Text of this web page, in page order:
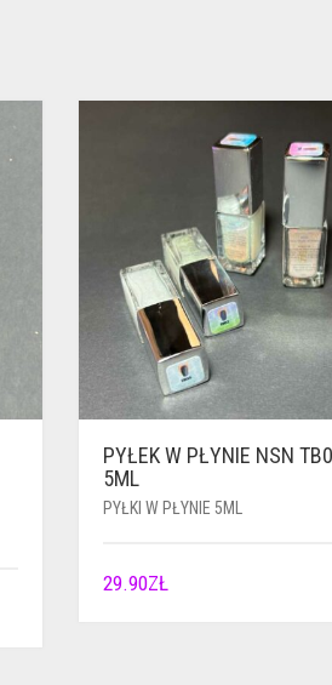
PYŁEK W PŁYNIE NSN
5ML
PYŁKI W PŁYNIE 5ML
29.90ZŁ